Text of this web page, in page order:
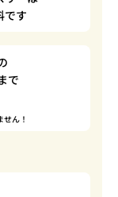
です
で
ん！